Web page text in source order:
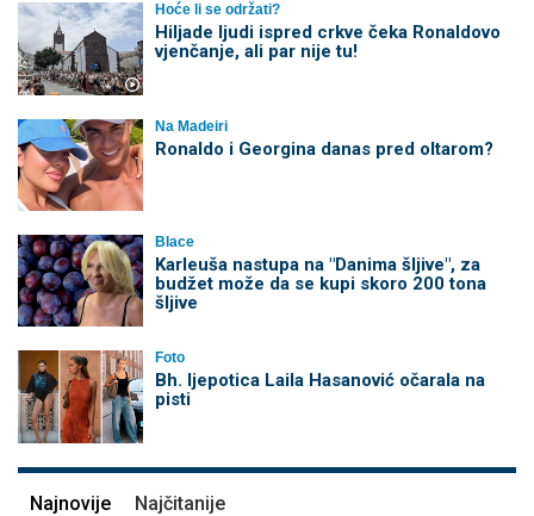
Hoće li se održati?
Hiljade ljudi ispred crkve čeka Ronaldovo
vjenčanje, ali par nije tu!
Na Madeiri
Ronaldo i Georgina danas pred oltarom?
Blace
Karleuša nastupa na "Danima šljive", za
budžet može da se kupi skoro 200 tona
šljive
Foto
Bh. ljepotica Laila Hasanović očarala na
pisti
Najnovije Najčitanije